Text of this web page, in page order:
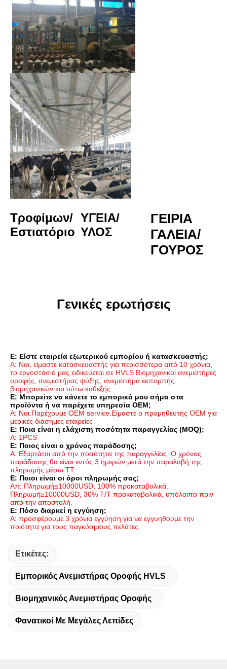
Τροφίμων/
Εστιατόριο
ΥΓΕΙΑ/
ΥΛΟΣ
ΓΕΙΡΙΑ
ΓΑΛΕΙΑ/
ΓΟΥΡΟΣ
Γενικές ερωτήσεις
Ε: Είστε εταιρεία εξωτερικού εμπορίου ή κατασκευαστής;
Α: Ναι, είμαστε κατασκευαστής για περισσότερα από 10 χρόνια,
το εργοστάσιό μας ειδικεύεται σε HVLS Βιομηχανικοί ανεμιστήρες
οροφής, ανεμιστήρας ψύξης, ανεμιστήρα εκπομπής
βιομηχανικών και ούτω καθεξής.
Ε: Μπορείτε να κάνετε το εμπορικό μου σήμα στα
προϊόντα ή να παρέχετε υπηρεσία OEM;
Α: Ναι.Παρέχουμε OEM service.Είμαστε ο προμηθευτής OEM για
μερικές διάσημες εταιρείες
Ε: Ποια είναι η ελάχιστη ποσότητα παραγγελίας (MOQ);
Α: 1PCS
Ε: Ποιος είναι ο χρόνος παράδοσης;
Α: Εξαρτάται από την ποσότητα της παραγγελίας. Ο χρόνος
παράδοσης θα είναι εντός 3 ημερών μετά την παραλαβή της
πληρωμής μέσω TT.
Ε: Ποιοι είναι οι όροι πληρωμής σας;
Απ: Πληρωμή≤10000USD, 100% προκαταβολικά.
Πληρωμή≥10000USD, 30% T/T προκαταβολικά, υπόλοιπο πριν
από την αποστολή.
Ε: Πόσο διαρκεί η εγγύηση;
Α: προσφέρουμε 3 χρόνια εγγύηση για να εγγυηθούμε την
ποιότητα για τους παγκόσμιους πελάτες.
Ετικέτες:
Εμπορικός Ανεμιστήρας Οροφής HVLS
Βιομηχανικός Ανεμιστήρας Οροφής
Φανατικοί Με Μεγάλες Λεπίδες